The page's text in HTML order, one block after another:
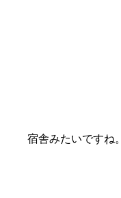
宿舎みたいですね。